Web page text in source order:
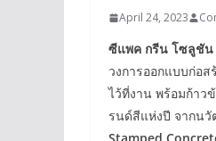
April 24, 2023
ซีแพค กรีน โซลูชัน
วงการออกแบบก่อส
ไว้ที่งาน พร้อมก้าว
รนด์สีแห่งปี จากนวั